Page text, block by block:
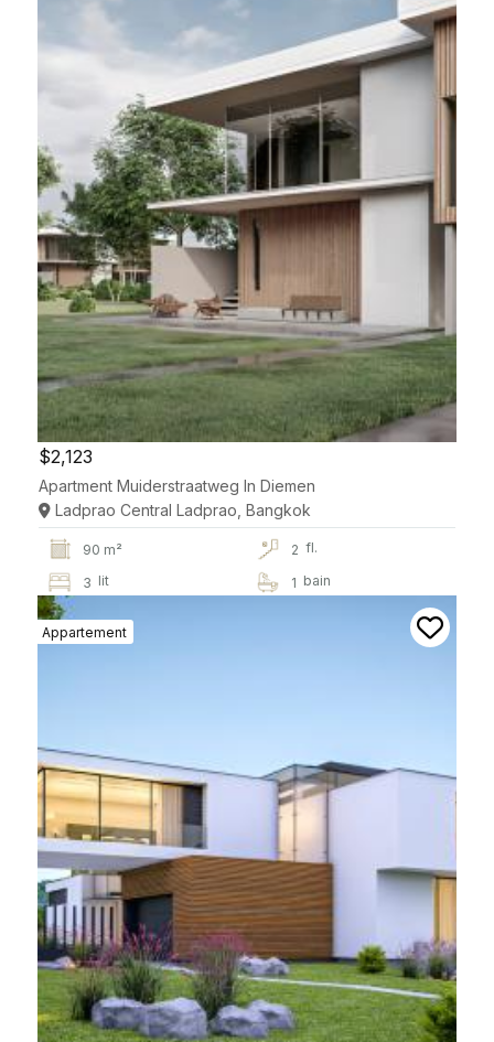
$2,123
Apartment Muiderstraatweg In Diemen
Ladprao Central Ladprao, Bangkok
90 m² 2 fl.
3 lit 1 bain
Appartement